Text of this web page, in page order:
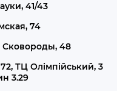
41/43
74
Сковороды, 48
ТЦ Олімпійський, 3
3.29